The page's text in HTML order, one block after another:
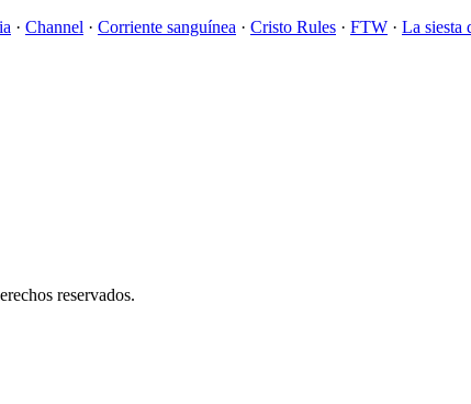
· Channel · Corriente sanguínea · Cristo Rules · FTW · La siesta
reservados.